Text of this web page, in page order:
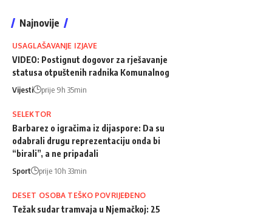
Najnovije
USAGLAŠAVANJE IZJAVE
VIDEO: Postignut dogovor za rješavanje
statusa otpuštenih radnika Komunalnog
Vijesti prije 9h 35min
SELEKTOR
Barbarez o igračima iz dijaspore: Da su
odabrali drugu reprezentaciju onda bi
“birali”, a ne pripadali
Sport prije 10h 33min
DESET OSOBA TEŠKO POVRIJEĐENO
Težak sudar tramvaja u Njemačkoj: 25